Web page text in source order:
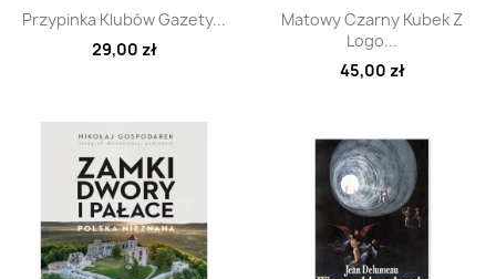
Szybki podgląd
Przypinka Klubów Gazety...
29,00 zł
Szybki podgląd
Matowy Czarny Kubek Z
Logo...
45,00 zł